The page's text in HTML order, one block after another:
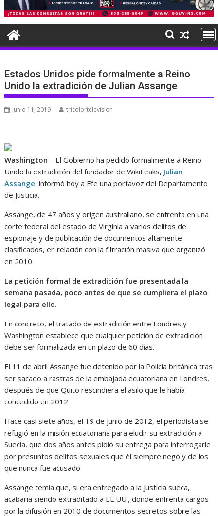
Estados Unidos pide formalmente a Reino
Unido la extradición de Julian Assange
junio 11, 2019 tricolortelevision
Washington – El Gobierno ha pedido formalmente a Reino
Unido la extradición del fundador de WikiLeaks, Julian
Assange, informó hoy a Efe una portavoz del Departamento
de Justicia.
Assange, de 47 años y origen australiano, se enfrenta en una
corte federal del estado de Virginia a varios delitos de
espionaje y de publicación de documentos altamente
clasificados, en relación con la filtración masiva que organizó
en 2010.
La petición formal de extradición fue presentada la
semana pasada, poco antes de que se cumpliera el plazo
legal para ello.
En concreto, el tratado de extradición entre Londres y
Washington establece que cualquier petición de extradición
debe ser formalizada en un plazo de 60 días.
El 11 de abril Assange fue detenido por la Policía británica tras
ser sacado a rastras de la embajada ecuatoriana en Londres,
después de que Quito rescindiera el asilo que le había
concedido en 2012.
Hace casi siete años, el 19 de junio de 2012, el periodista se
refugió en la misión ecuatoriana para eludir su extradición a
Suecia, que dos años antes pidió su entrega para interrogarle
por presuntos delitos sexuales que él siempre negó y de los
que nunca fue acusado.
Assange temía que, si era entregado a la Justicia sueca,
acabaría siendo extraditado a EE.UU., donde enfrenta cargos
por la difusión en 2010 de documentos secretos sobre las